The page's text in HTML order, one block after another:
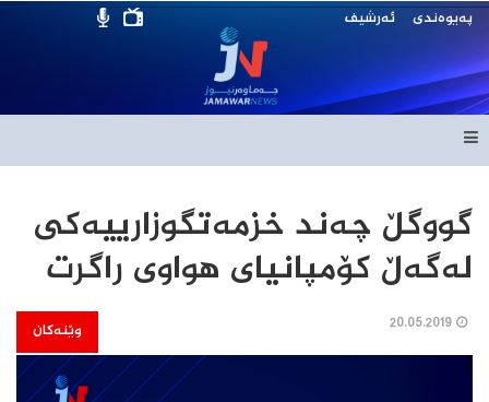
پەیوەندی ئەرشیف
گووگڵ چه‌ند خزمه‌تگوزارییه‌کى
له‌گه‌ڵ کۆمپانیاى هواوی راگرت
وێنەکان